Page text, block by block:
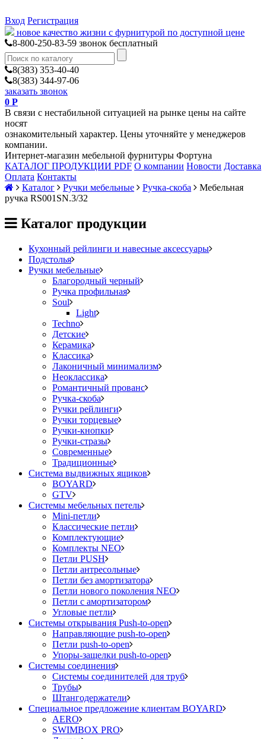
Вход Регистрация
новое качество жизни с фурнитурой по доступной цене
8-800-250-83-59 звонок бесплатный
8(383) 353-40-40
8(383) 344-97-06
заказать звонок
0 Р
В связи с нестабильной ситуацией на рынке цены на сайте
носят
ознакомительный характер. Цены уточняйте у менеджеров
компании.
Интернет-магазин мебельной фурнитуры Фортуна
КАТАЛОГ ПРОДУКЦИИ PDF О компании Новости Доставка
Оплата Контакты
Каталог
Ручки мебельные Ручка-скоба
Мебельная
ручка RS001SN.3/32
Каталог продукции
Кухонный рейлинги и навесные аксессуары
Подстолья
Ручки мебельные
Благородный черный
Ручка профильная
Soul
Light
Techno
Детские
Керамика
Классика
Лаконичный минимализм
Неоклассика
Романтичный прованс
Ручка-скоба
Ручки рейлинги
Ручки торцевые
Ручки-кнопки
Ручки-стразы
Современные
Традиционные
Система выдвижных ящиков
BOYARD
GTV
Системы мебельных петель
Mini-петли
Классические петли
Комплектующие
Комплекты NEO
Петли PUSH
Петли антресольные
Петли без амортизатора
Петли нового поколения NEO
Петли с амортизатором
Угловые петли
Системы открывания Push-to-open
Направляющие push-to-open
Петли push-to-open
Упоры-защелки push-to-open
Системы соединения
Системы соединителей для труб
Трубы
Штангодержатели
Специальное предложение клиентам BOYARD
AERO
SWIMBOX PRO